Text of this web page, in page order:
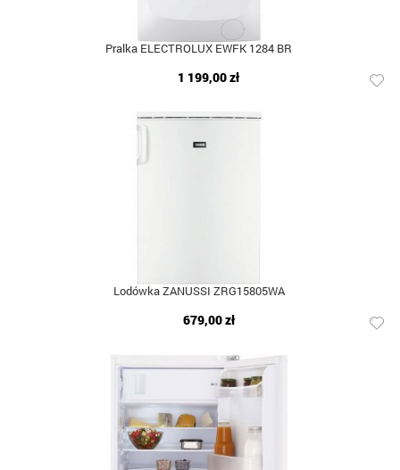
Pralka ELECTROLUX EWFK 1284 BR
1 199,00 zł
Lodówka ZANUSSI ZRG15805WA
679,00 zł